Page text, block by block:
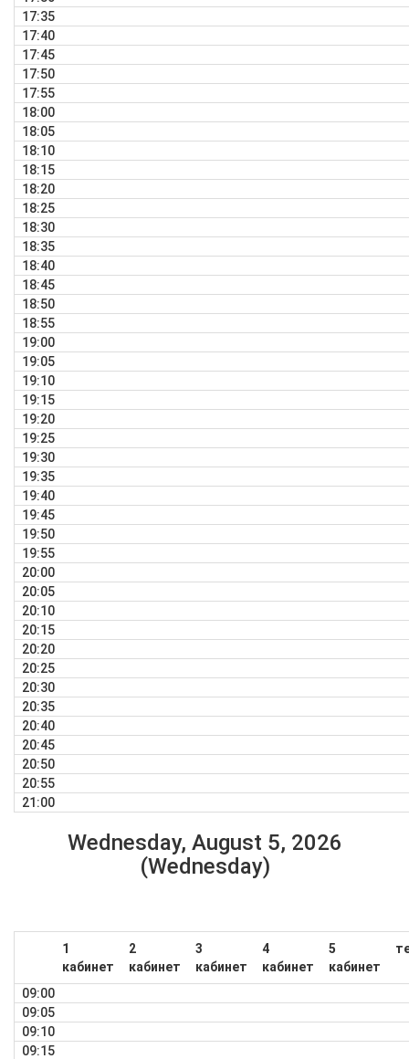
17:35
17:40
17:45
17:50
17:55
18:00
18:05
18:10
18:15
18:20
18:25
18:30
18:35
18:40
18:45
18:50
18:55
19:00
19:05
19:10
19:15
19:20
19:25
19:30
19:35
19:40
19:45
19:50
19:55
20:00
20:05
20:10
20:15
20:20
20:25
20:30
20:35
20:40
20:45
20:50
20:55
21:00
Wednesday, August 5, 2026
(Wednesday)
1
кабинет
2
кабинет
3
кабинет
4
кабинет
5
кабинет
09:00
09:05
09:10
09:15